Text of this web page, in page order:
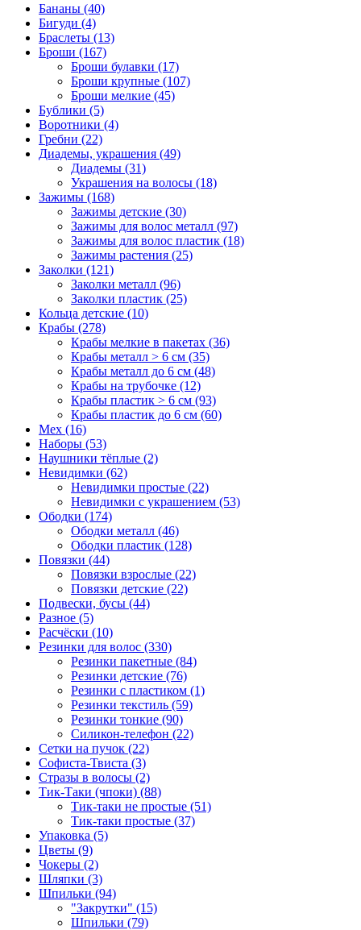
Бананы (40)
Бигуди (4)
Браслеты (13)
Броши (167)
Броши булавки (17)
Броши крупные (107)
Броши мелкие (45)
Бублики (5)
Воротники (4)
Гребни (22)
Диадемы, украшения (49)
Диадемы (31)
Украшения на волосы (18)
Зажимы (168)
Зажимы детские (30)
Зажимы для волос металл (97)
Зажимы для волос пластик (18)
Зажимы растения (25)
Заколки (121)
Заколки металл (96)
Заколки пластик (25)
Кольца детские (10)
Крабы (278)
Крабы мелкие в пакетах (36)
Крабы металл > 6 см (35)
Крабы металл до 6 см (48)
Крабы на трубочке (12)
Крабы пластик > 6 см (93)
Крабы пластик до 6 см (60)
Мех (16)
Наборы (53)
Наушники тёплые (2)
Невидимки (62)
Невидимки простые (22)
Невидимки с украшением (53)
Ободки (174)
Ободки металл (46)
Ободки пластик (128)
Повязки (44)
Повязки взрослые (22)
Повязки детские (22)
Подвески, бусы (44)
Разное (5)
Расчёски (10)
Резинки для волос (330)
Резинки пакетные (84)
Резинки детские (76)
Резинки с пластиком (1)
Резинки текстиль (59)
Резинки тонкие (90)
Силикон-телефон (22)
Сетки на пучок (22)
Софиста-Твиста (3)
Стразы в волосы (2)
Тик-Таки (чпоки) (88)
Тик-таки не простые (51)
Тик-таки простые (37)
Упаковка (5)
Цветы (9)
Чокеры (2)
Шляпки (3)
Шпильки (94)
"Закрутки" (15)
Шпильки (79)